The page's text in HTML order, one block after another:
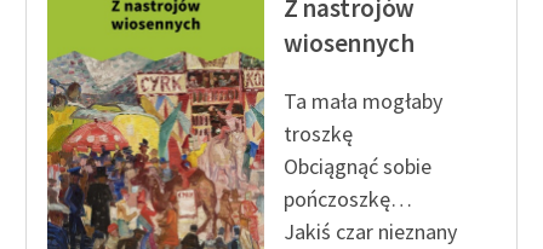
Z nastrojów
wiosennych
Ta mała mogłaby
troszkę
Obciągnąć sobie
pończoszkę…
Jakiś czar nieznany